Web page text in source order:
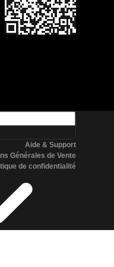
Aide & Support
Générales de Vente
de confidentialité